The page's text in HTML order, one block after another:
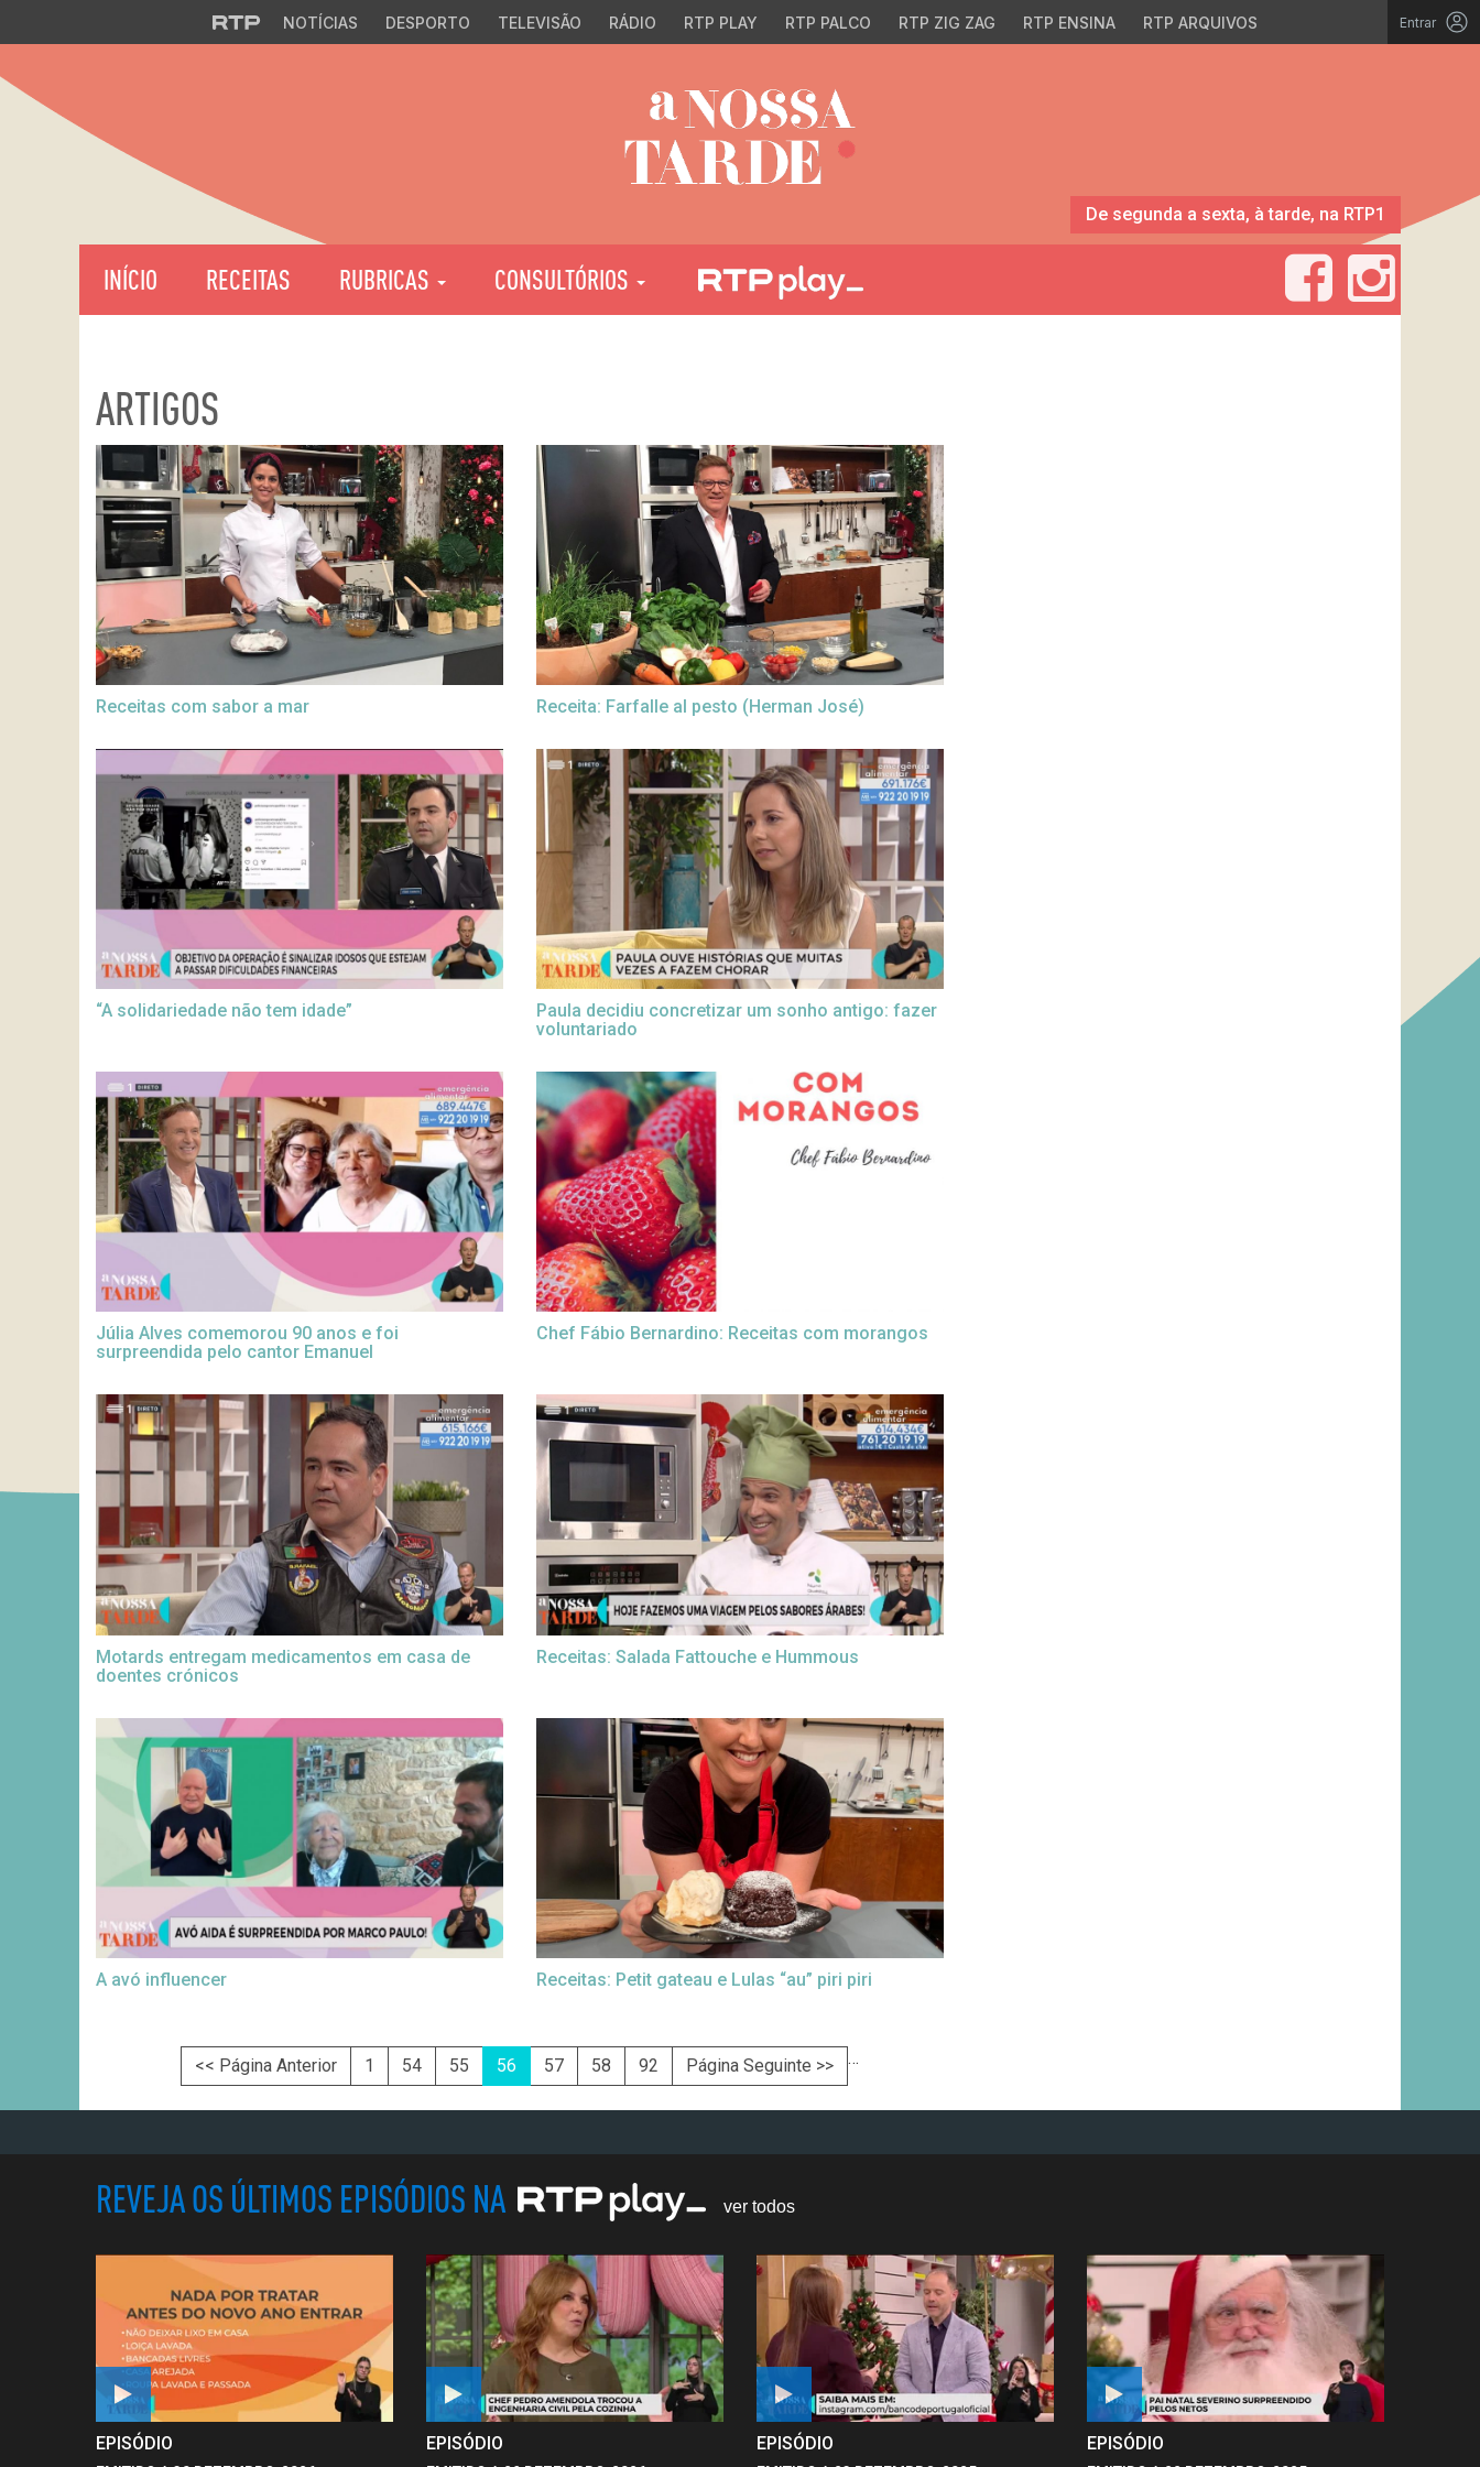
NOTÍCIAS DESPORTO TELEVISÃO RÁDIO RTP PLAY RTP PALCO RTP ZIG ZAG RTP ENSINA RTP ARQUIVOS Entrar
De segunda a sexta, à tarde, na RTP1
INÍCIO RECEITAS RUBRICAS CONSULTÓRIOS
ARTIGOS
Receitas com sabor a mar Receita: Farfalle al pesto (Herman José)
“A solidariedade não tem idade”
Paula decidiu concretizar um sonho antigo: fazer
voluntariado
Júlia Alves comemorou 90 anos e foi
surpreendida pelo cantor Emanuel
Chef Fábio Bernardino: Receitas com morangos
Motards entregam medicamentos em casa de
doentes crónicos
Receitas: Salada Fattouche e Hummous
A avó influencer Receitas: Petit gateau e Lulas “au” piri piri
<< Página Anterior 1 …
54 55 56 57 58 92 Página Seguinte >>
REVEJA OS ÚLTIMOS EPISÓDIOS NA ver todos
EPISÓDIO EPISÓDIO EPISÓDIO EPISÓDIO